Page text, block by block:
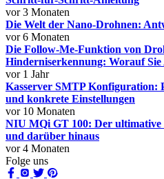
vor 3 Monaten
Die Welt der Nano-Drohnen:
vor 6 Monaten
Die Follow-Me-Funktion von
Hinderniserkennung: Worauf Sie
vor 1 Jahr
Kasserver SMTP Konfiguration:
und konkrete Einstellungen
vor 10 Monaten
NIU MQi GT 100: Der
und darüber hinaus
vor 4 Monaten
Folge uns